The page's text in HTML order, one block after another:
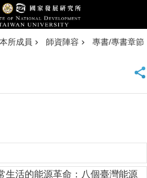
本所成員 師資陣容 專書/專書章節
生活的能源革命：八個臺灣能源